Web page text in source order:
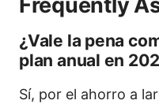
Frequently
¿Vale la pena
plan anual en
Sí, por el ahorro a